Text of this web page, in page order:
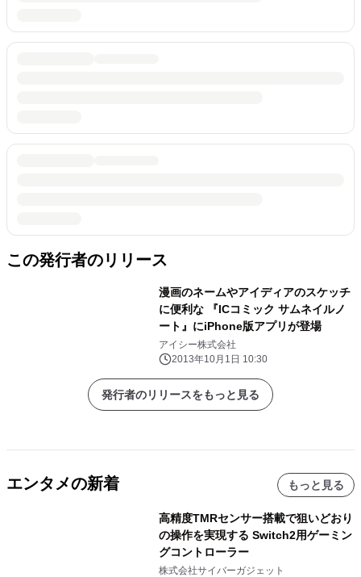
この発行者のリリース
漫画のネームやアイディアのスケッチ
に便利な 『ICコミック サムネイルノ
ート』にiPhone版アプリが登場
アイシー株式会社
2013年10月1日 10:30
発行者のリリースをもっと見る
エンタメの新着 もっと見る
高精度TMRセンサー搭載で狙いどおり
の操作を実現する Switch2用ゲーミン
グコントローラー
株式会社サイバーガジェット